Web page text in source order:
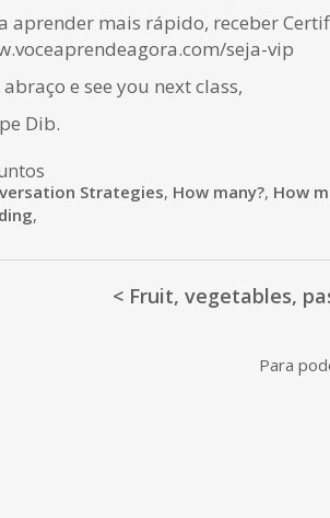
aprender mais rápido, receber
seja-vip
e see you next class,
Dib.
Strategies, How many?, How
,
< Fruit, vegetables,
Para